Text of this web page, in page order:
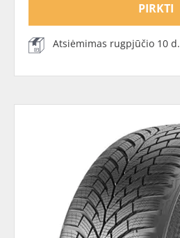
PIRKTI
Atsiėmimas rugpjūčio 10 d.